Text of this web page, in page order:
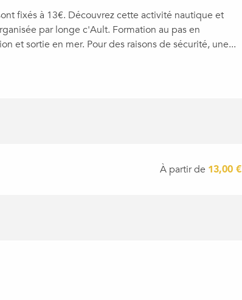
fixés à 13€. Découvrez cette activité nautique et
par longe c'Ault. Formation au pas en
et sortie en mer. Pour des raisons de sécurité, une...
À partir de 13,00 €